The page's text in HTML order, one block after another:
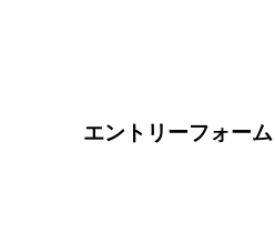
エントリーフォーム